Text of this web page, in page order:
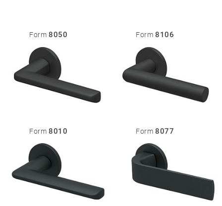
01Türdrücker
Edelstahl
formspiele
Technik
02Glastürbeschläge
Edelstahl
03Fenstergriffe
Edelstahl
formspiele
04Weitere
Produkte
Form 8050 Form 8106
Form 8010 Form 8077